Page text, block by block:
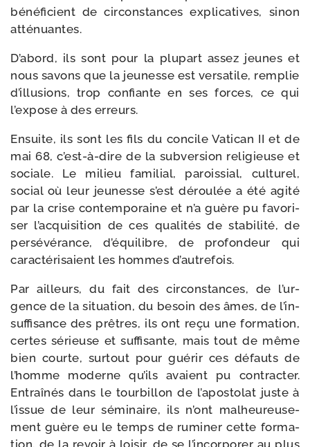
béné­fi­cient de cir­cons­tances expli­ca­tives, sinon
atténuantes.
D’abord, ils sont pour la plu­part assez jeunes et
nous savons que la jeu­nesse est ver­sa­tile, rem­plie
d’illu­sions, trop confiante en ses forces, ce qui
l’ex­pose à des erreurs.
Ensuite, ils sont les fils du concile Vatican II et de
mai 68, c’est-​à-​dire de la sub­ver­sion reli­gieuse et
sociale. Le milieu fami­lial, parois­sial, cultu­rel,
social où leur jeu­nesse s’est dérou­lée a été agi­té
par la crise contem­po­raine et n’a guère pu favo­ri­
ser l’ac­qui­si­tion de ces qua­li­tés de sta­bi­li­té, de
per­sé­vé­rance, d’é­qui­libre, de pro­fon­deur qui
carac­té­ri­saient les hommes d’autrefois.
Par ailleurs, du fait des cir­cons­tances, de l’ur­
gence de la situa­tion, du besoin des âmes, de l’in­
suf­fi­sance des prêtres, ils ont reçu une for­ma­tion,
certes sérieuse et suf­fi­sante, mais tout de même
bien courte, sur­tout pour gué­rir ces défauts de
l’homme moderne qu’ils avaient pu contrac­ter.
Entraînés dans le tour­billon de l’a­pos­to­lat juste à
l’is­sue de leur sémi­naire, ils n’ont mal­heu­reu­se­
ment guère eu le temps de rumi­ner cette for­ma­
tion, de la revoir à loi­sir, de se l’in­cor­po­rer au plus